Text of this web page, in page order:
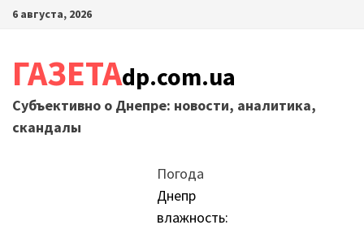
Перейти
6 августа, 2026
ГАЗЕТАdp.com.ua
Субъективно о Днепре: новости, аналитика,
скандалы
Погода
Днепр
влажность: